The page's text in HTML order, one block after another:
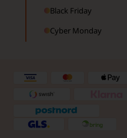
Black Friday
Cyber Monday